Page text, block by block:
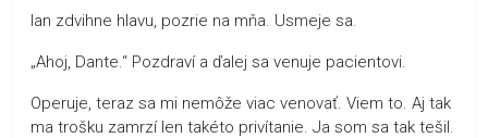
Ian zdvihne hlavu, pozrie na mňa. Usmeje sa.
„Ahoj, Dante.“ Pozdraví a ďalej sa venuje pacientovi.
Operuje, teraz sa mi nemôže viac venovať. Viem to. Aj tak
ma trošku zamrzí len takéto privítanie. Ja som sa tak tešil.